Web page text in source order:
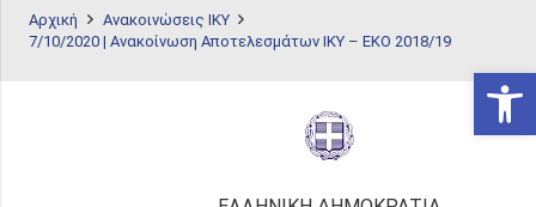
Αρχική
Ανακοινώσεις ΙΚΥ
7/10/2020 | Ανακοίνωση Αποτελεσμάτων IKY – ΕΚΟ 2018/19